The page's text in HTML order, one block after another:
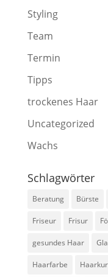
Styling
Team
Termin
Tipps
trockenes Haar
Uncategorized
Wachs
Schlagwörter
Beratung Bürste
Friseur Frisur
gesundes Haar
Haarfarbe Haarkur